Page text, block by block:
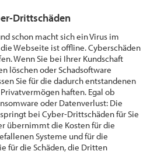
Drittschäden
schon macht sich ein Virus im
Webseite ist offline. Cyberschäden
Wenn Sie bei Ihrer Kundschaft
löschen oder Schadsoftware
Sie für die dadurch entstandenen
haften. Egal ob
oder Datenverlust: Die
bei Cyber-Drittschäden für Sie
übernimmt die Kosten für die
Systeme und für die
für die Schäden, die Dritten